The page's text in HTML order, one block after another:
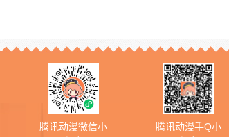
腾讯动漫微信小
腾讯动漫手Q小